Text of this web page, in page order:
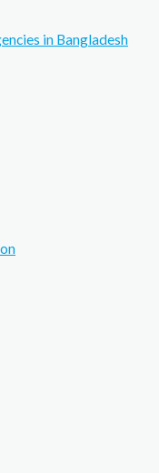
in Bangladesh